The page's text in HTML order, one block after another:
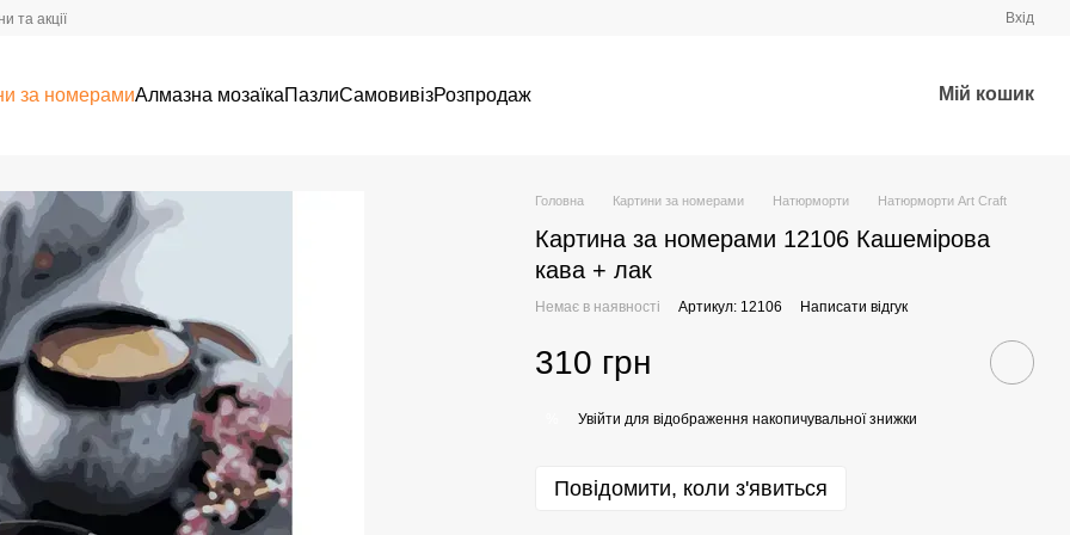
та акції Вхід
за номерамиАлмазна мозаїкаПазлиСамовивізРозпродаж Мій кошик
Головна Картини за номерами Натюрморти Натюрморти Art Craft
Картина за номерами 12106 Кашемірова
кава + лак
Немає в наявності Артикул: 12106 Написати відгук
310 грн
Увійти для відображення накопичувальної знижки
Повідомити, коли з'явиться